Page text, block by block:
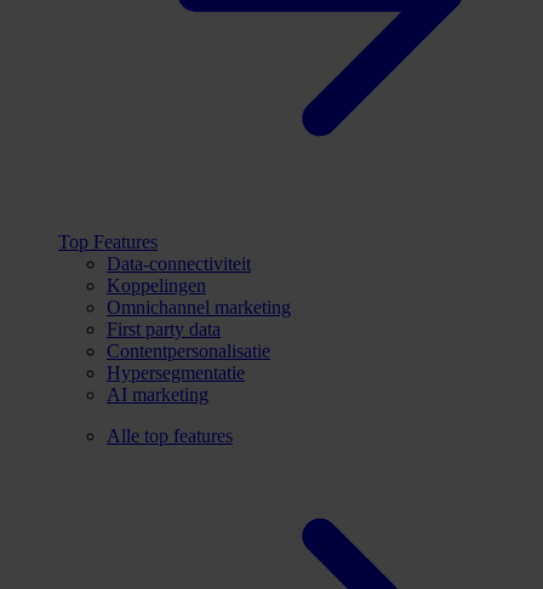
Top Features
Data-connectiviteit
Koppelingen
Omnichannel marketing
First party data
Contentpersonalisatie
Hypersegmentatie
AI marketing
Alle top features